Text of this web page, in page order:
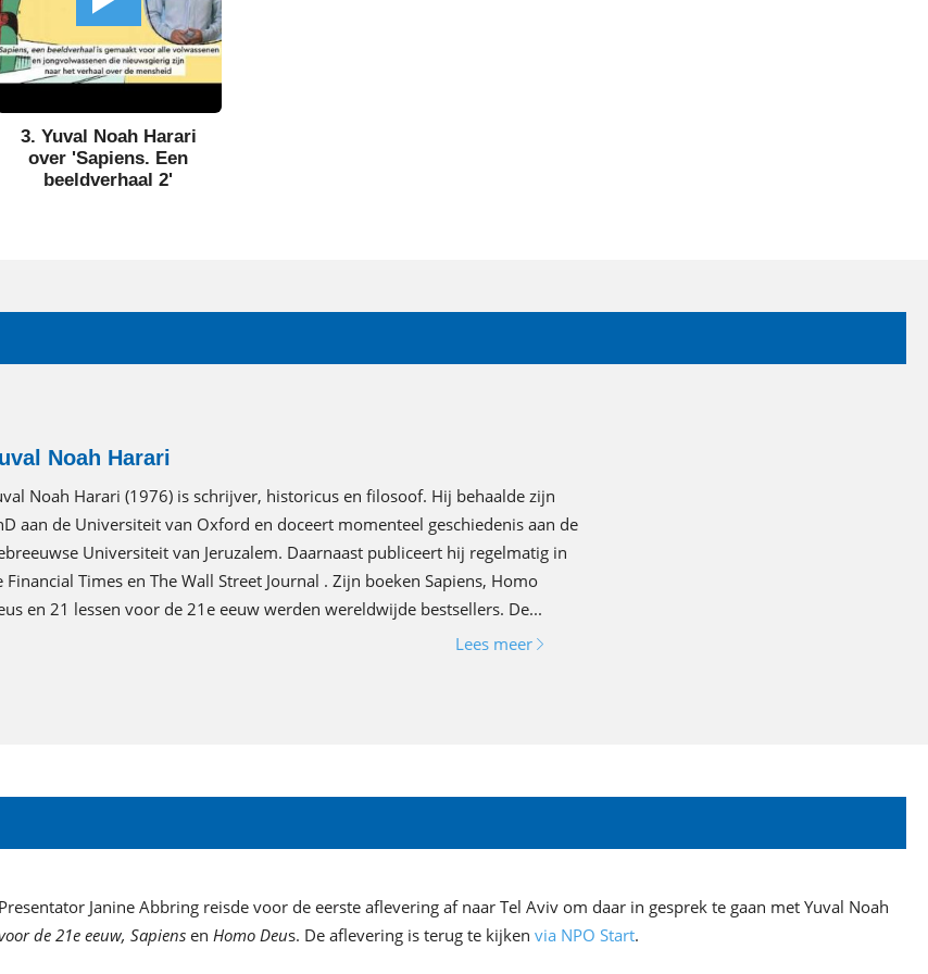
3. Yuval Noah Harari
over 'Sapiens. Een
beeldverhaal 2'
Noah Harari
Noah Harari (1976) is schrijver, historicus en filosoof. Hij behaalde zijn
aan de Universiteit van Oxford en doceert momenteel geschiedenis aan de
Universiteit van Jeruzalem. Daarnaast publiceert hij regelmatig in
Financial Times en The Wall Street Journal . Zijn boeken Sapiens, Homo
en 21 lessen voor de 21e eeuw werden wereldwijde bestsellers. De...
Lees meer
Janine Abbring reisde voor de eerste aflevering af naar Tel Aviv om daar in gesprek te gaan met Yuval Noah
de 21e eeuw, Sapiensen Homo Deus. De aflevering is terug te kijken via NPO Start.